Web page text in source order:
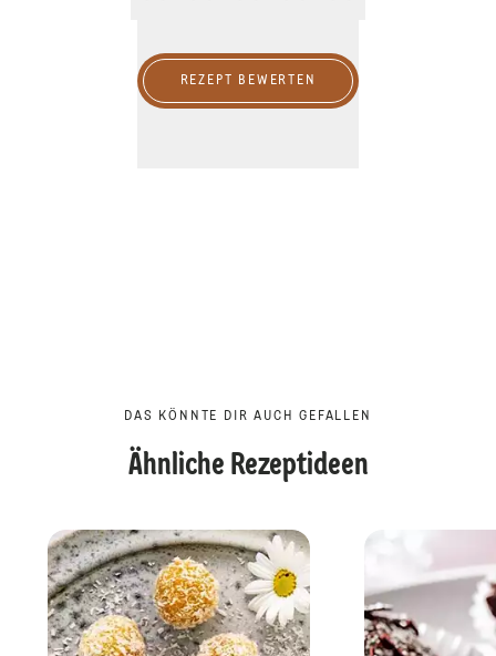
REZEPT BEWERTEN
DAS KÖNNTE DIR AUCH GEFALLEN
Ähnliche Rezeptideen